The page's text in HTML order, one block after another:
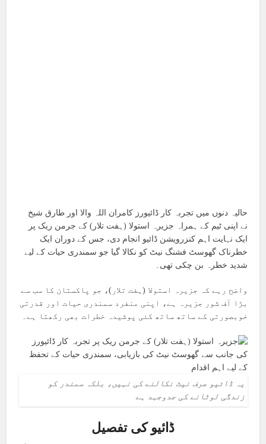
حالیہ دنوں میں تجربہ کار ڈائیورز کامران اللہ والا اور طارق شیخ
نے اپنی ٹیم کے ہمراہ جزیرہ استولا (ہفت تلار) کے جرمن ریک پر
ایک نہایت اہم کنزرویشن ڈائیو انجام دی، جس کے دوران ایک
خطرناک گھوسٹ فشنگ نیٹ کو نکالا گیا جو سمندری حیات کے لیے
شدید خطرہ بن چکی تھی۔
واضح رہے کہ جزیرہ استولا (ہفت تلار)، جو پاکستان کا سب سے
بڑا آف شور جزیرہ ہے، اپنی منفرد سمندری حیات اور قدرتی
خوبصورتی کے ساتھ ساتھ کئی پوشیدہ خطرات بھی رکھتا ہے۔
یہ ڈائیو صرف نیٹ نکالنے کی نہیں، بلکہ سمندر کو
زندگی لوٹانے کی جدوجہد ہے
ڈائیو کی تفصیل